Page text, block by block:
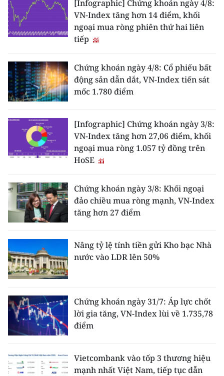
[Infographic] Chứng khoán ngày 4/8:
VN-Index tăng hơn 14 điểm, khối
ngoại mua ròng phiên thứ hai liên
tiếp
Chứng khoán ngày 4/8: Cổ phiếu bất
động sản dẫn dắt, VN-Index tiến sát
mốc 1.780 điểm
[Infographic] Chứng khoán ngày 3/8:
VN-Index tăng hơn 27,06 điểm, khối
ngoại mua ròng 1.057 tỷ đồng trên
HoSE
Chứng khoán ngày 3/8: Khối ngoại
đảo chiều mua ròng mạnh, VN-Index
tăng hơn 27 điểm
Nâng tỷ lệ tính tiền gửi Kho bạc Nhà
nước vào LDR lên 50%
Chứng khoán ngày 31/7: Áp lực chốt
lời gia tăng, VN-Index lùi về 1.735,78
điểm
Vietcombank vào tốp 3 thương hiệu
mạnh nhất Việt Nam, tiếp tục dẫn